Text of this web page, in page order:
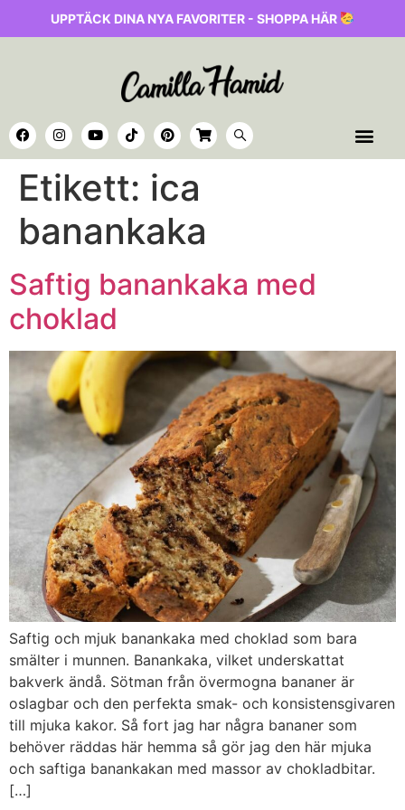
UPPTÄCK DINA NYA FAVORITER - SHOPPA HÄR
Etikett: ica
banankaka
Saftig banankaka med
choklad
Saftig och mjuk banankaka med choklad som bara
smälter i munnen. Banankaka, vilket underskattat
bakverk ändå. Sötman från övermogna bananer är
oslagbar och den perfekta smak- och konsistensgivaren
till mjuka kakor. Så fort jag har några bananer som
behöver räddas här hemma så gör jag den här mjuka
och saftiga banankakan med massor av chokladbitar.
[…]